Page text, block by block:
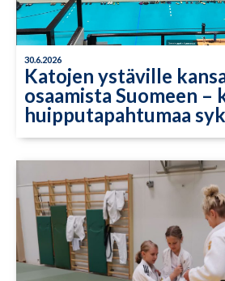
30.6.2026
Katojen ystäville
osaamista Suomeen –
huipputapahtumaa